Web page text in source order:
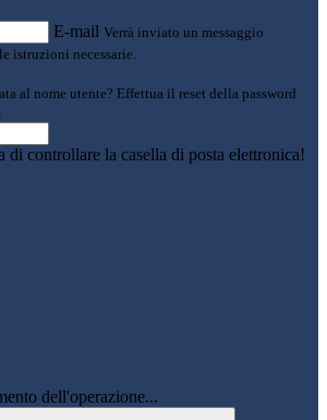
E-mail Verrà inviato un messaggio
istruzioni necessarie.
al nome utente? Effettua il reset della password
di controllare la casella di posta elettronica!
dell'operazione...